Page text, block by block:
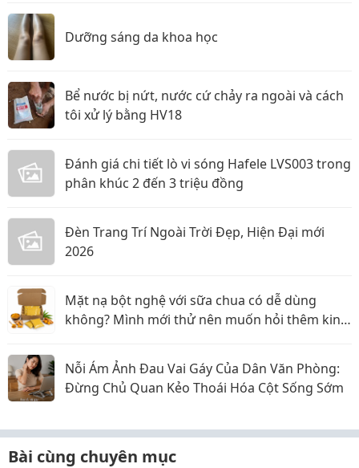
Dưỡng sáng da khoa học
Bể nước bị nứt, nước cứ chảy ra ngoài và cách
tôi xử lý bằng HV18
Đánh giá chi tiết lò vi sóng Hafele LVS003 trong
phân khúc 2 đến 3 triệu đồng
Đèn Trang Trí Ngoài Trời Đẹp, Hiện Đại mới
2026
Mặt nạ bột nghệ với sữa chua có dễ dùng
không? Mình mới thử nên muốn hỏi thêm kinh
Nỗi Ám Ảnh Đau Vai Gáy Của Dân Văn Phòng:
Đừng Chủ Quan Kẻo Thoái Hóa Cột Sống Sớm
Bài cùng chuyên mục